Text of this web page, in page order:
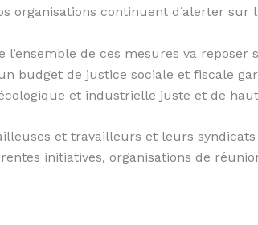
organisations continuent d’alerter sur
l’ensemble de ces mesures va
budget de justice sociale et fiscale
et industrielle juste et de
et travailleurs et leurs
initiatives, organisations de